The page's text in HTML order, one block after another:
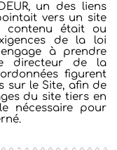
un des liens
vers un site
contenu était ou
de la loi
à prendre
directeur de la
figurent
sur le Site, afin de
du site tiers en
nécessaire pour